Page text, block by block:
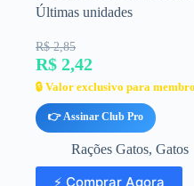
Últimas unidades
R$ 2,85
R$ 2,42
🔒 Valor exclusivo para
👉 Assinar Club Pro
Rações Gatos, Gatos
⚡ Comprar Agora